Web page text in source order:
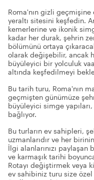
Roma'nın gizli
yeraltı sitesini keşfedin.
kemerlerine ve ikonik
kadar her durak, şehrin
bölümünü ortaya
olarak değişebilir, ancak
büyüleyici bir yolculuk
altında keşfedilmeyi
Bu tarih turu, Roma'nın
geçmişten günümüze
büyüleyici simge
bağlıyor.
Bu turların ev sahipleri,
uzmanlarıdır ve her
İlgi alanlarınızı
ve karmaşık tarihi
Rotayı değiştirmek veya
ev sahibiniz turu size